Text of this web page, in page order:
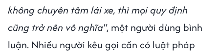
không chuyên tâm lái xe, thì mọi quy định
cũng trở nên vô nghĩa", một người dùng bình
luận. Nhiều người kêu gọi cần có luật pháp